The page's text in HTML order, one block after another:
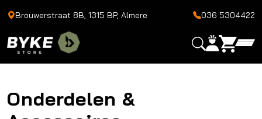
Brouwerstraat 8B, 1315 BP, Almere 036 5304422
Onderdelen &